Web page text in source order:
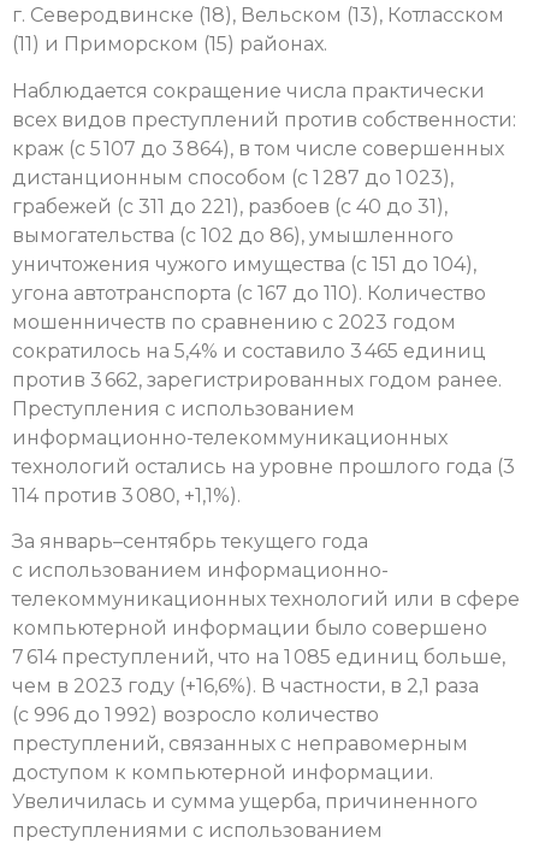
г. Северодвинске (18), Вельском (13), Котласском
(11) и Приморском (15) районах.
Наблюдается сокращение числа практически
всех видов преступлений против собственности:
краж (с 5 107 до 3 864), в том числе совершенных
дистанционным способом (с 1 287 до 1 023),
грабежей (с 311 до 221), разбоев (с 40 до 31),
вымогательства (с 102 до 86), умышленного
уничтожения чужого имущества (с 151 до 104),
угона автотранспорта (с 167 до 110). Количество
мошенничеств по сравнению с 2023 годом
сократилось на 5,4% и составило 3 465 единиц
против 3 662, зарегистрированных годом ранее.
Преступления с использованием
информационно-телекоммуникационных
технологий остались на уровне прошлого года (3
114 против 3 080, +1,1%).
За январь–сентябрь текущего года
с использованием информационно-
телекоммуникационных технологий или в сфере
компьютерной информации было совершено
7 614 преступлений, что на 1 085 единиц больше,
чем в 2023 году (+16,6%). В частности, в 2,1 раза
(с 996 до 1 992) возросло количество
преступлений, связанных с неправомерным
доступом к компьютерной информации.
Увеличилась и сумма ущерба, причиненного
преступлениями с использованием